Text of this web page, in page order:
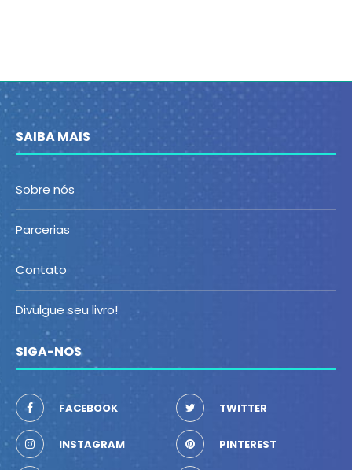
SAIBA MAIS
Sobre nós
Parcerias
Contato
Divulgue seu livro!
SIGA-NOS
FACEBOOK TWITTER
INSTAGRAM PINTEREST